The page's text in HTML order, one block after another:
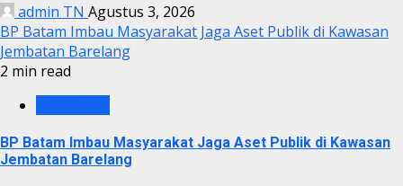
admin TN Agustus 3, 2026
BP Batam Imbau Masyarakat Jaga Aset Publik di Kawasan
Jembatan Barelang
2 min read
BP Batam Imbau Masyarakat Jaga Aset Publik di Kawasan
Jembatan Barelang